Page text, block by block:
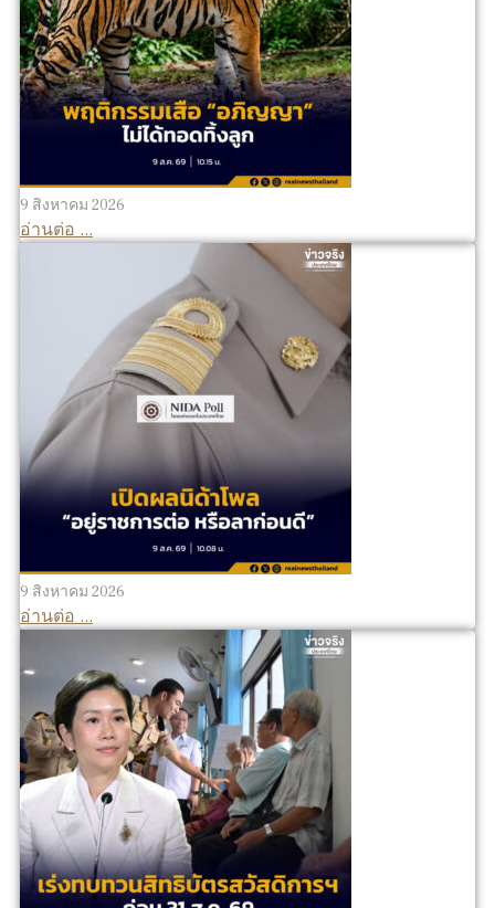
9 สิงหาคม 2026
อ่านต่อ ...
9 สิงหาคม 2026
อ่านต่อ ...